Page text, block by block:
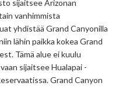
sijaitsee Arizonan
vanhimmista
yhdistää Grand Canyonilla
lähin paikka kokea Grand
Tämä alue ei kuulu
sijaitsee Hualapai -
Grand Canyon